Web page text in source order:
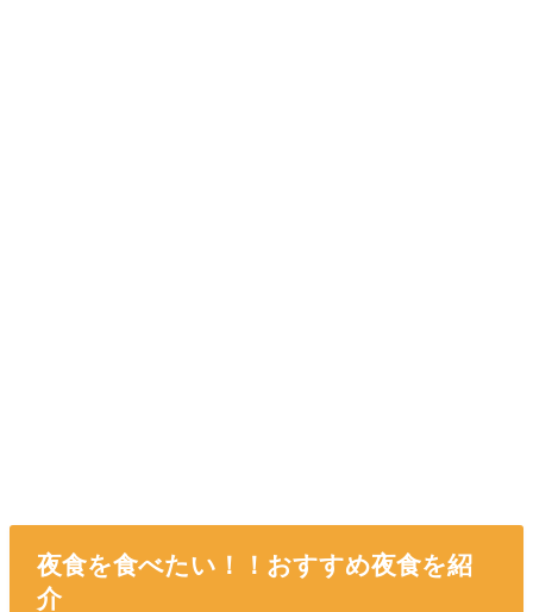
夜食を食べたい！！おすすめ夜食を紹
介